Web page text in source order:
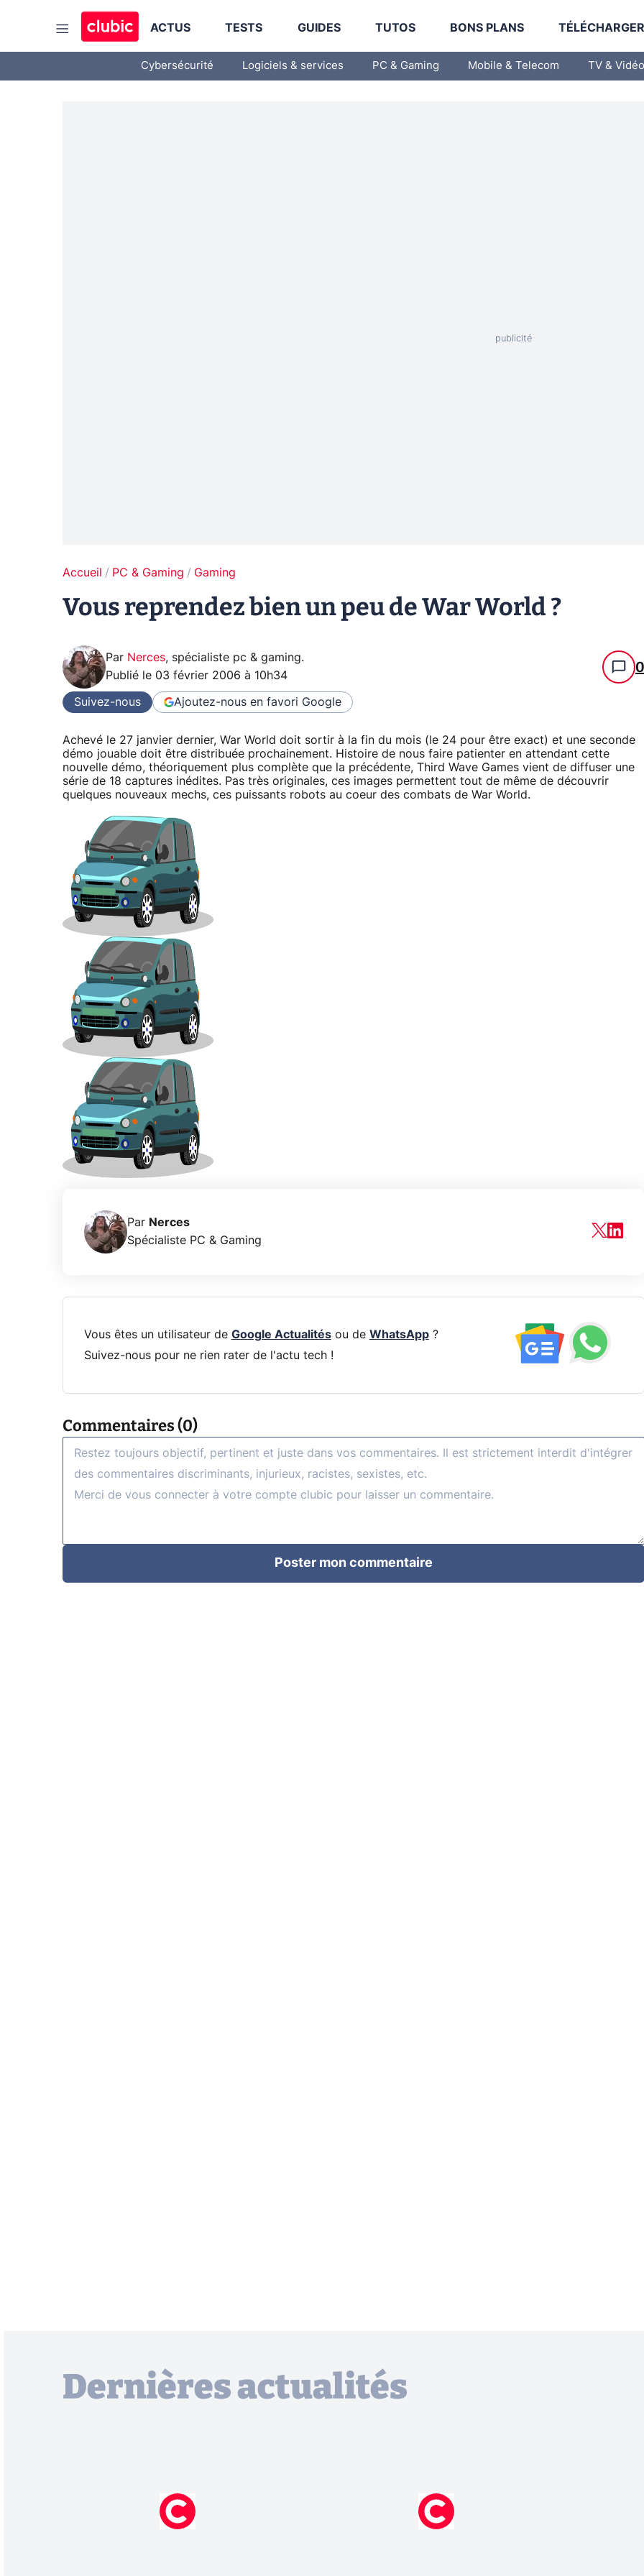
ACTUS TESTS GUIDES TUTOS BONS PLANS
Cybersécurité Logiciels & services PC & Gaming Mobile & Telecom TV & Vidéo
Accueil PC & Gaming Gaming
Vous reprendez bien un peu de War World ?
Par Nerces, spécialiste pc & gaming.
Publié le 03 février 2006 à 10h34 0
Suivez-nous Ajoutez-nous en favori Google
Achevé le 27 janvier dernier, War World doit sortir à la fin du mois (le 24 pour être exact) et une seconde
démo jouable doit être distribuée prochainement. Histoire de nous faire patienter en attendant cette
nouvelle démo, théoriquement plus complète que la précédente, Third Wave Games vient de diffuser une
série de 18 captures inédites. Pas très originales, ces images permettent tout de même de découvrir
quelques nouveaux mechs, ces puissants robots au coeur des combats de War World.
Par Nerces
Spécialiste PC & Gaming
Vous êtes un utilisateur de Google Actualitésou de WhatsApp?
Suivez-nous pour ne rien rater de l'actu tech !
Commentaires (0)
Poster mon commentaire
Dernières actualités